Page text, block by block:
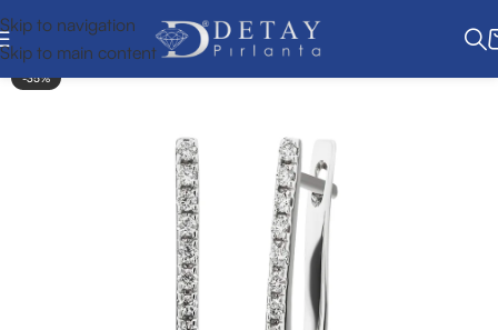
Skip to navigation
Skip to main content
-35%